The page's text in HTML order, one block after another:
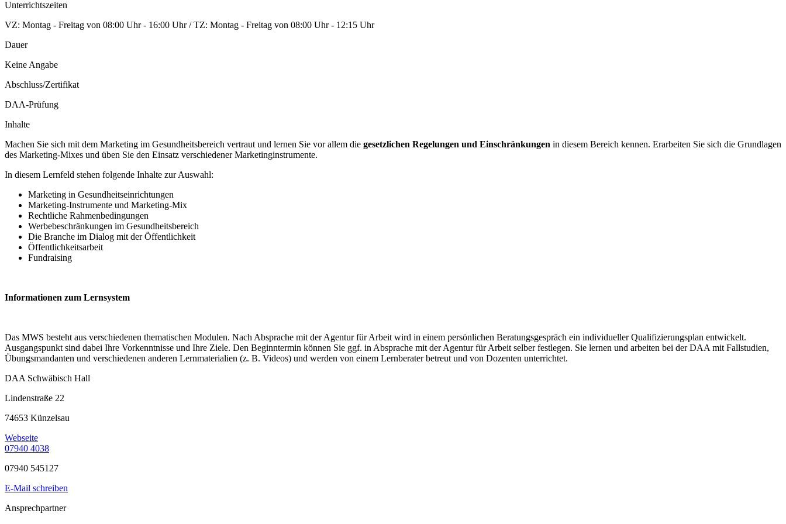
Unterrichtszeiten
VZ: Montag - Freitag von 08:00 Uhr - 16:00 Uhr / TZ: Montag - Freitag von 08:00 Uhr - 12:15 Uhr
Dauer
Keine Angabe
Abschluss/Zertifikat
DAA-Prüfung
Inhalte
Machen Sie sich mit dem Marketing im Gesundheitsbereich vertraut und lernen Sie vor allem die gesetzlichen Regelungen und Einschränkungen in diesem Bereich kennen. Erarbeiten Sie sich die Grundlagen
des Marketing-Mixes und üben Sie den Einsatz verschiedener Marketinginstrumente.
In diesem Lernfeld stehen folgende Inhalte zur Auswahl:
Marketing in Gesundheitseinrichtungen
Marketing-Instrumente und Marketing-Mix
Rechtliche Rahmenbedingungen
Werbebeschränkungen im Gesundheitsbereich
Die Branche im Dialog mit der Öffentlichkeit
Öffentlichkeitsarbeit
Fundraising
Informationen zum Lernsystem
Das MWS besteht aus verschiedenen thematischen Modulen. Nach Absprache mit der Agentur für Arbeit wird in einem persönlichen Beratungsgespräch ein individueller Qualifizierungsplan entwickelt.
Ausgangspunkt sind dabei Ihre Vorkenntnisse und Ihre Ziele. Den Beginntermin können Sie ggf. in Absprache mit der Agentur für Arbeit selber festlegen. Sie lernen und arbeiten bei der DAA mit Fallstudien,
Übungsmandanten und verschiedenen anderen Lernmaterialien (z. B. Videos) und werden von einem Lernberater betreut und von Dozenten unterrichtet.
DAA Schwäbisch Hall
Lindenstraße 22
74653 Künzelsau
Webseite
07940 4038
07940 545127
E-Mail schreiben
Ansprechpartner